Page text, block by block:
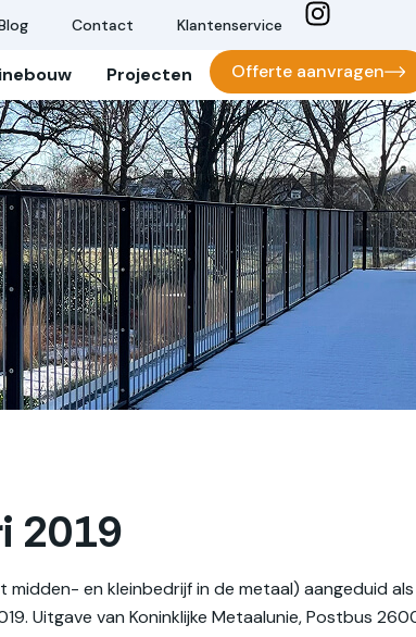
Contact Klantenservice
Projecten Offerte aanvragen
2019
en kleinbedrijf in de metaal) aangeduid als
Uitgave van Koninklijke Metaalunie, Postbus